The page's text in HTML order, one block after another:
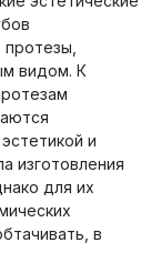
видом. К
и
изготовления
для их
в